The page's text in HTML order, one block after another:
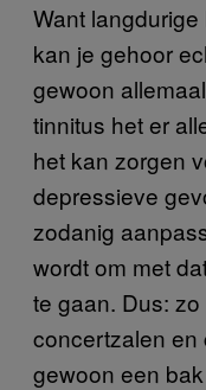
Want
kan je gehoor
gewoon
tinnitus het er
het kan zorgen
depressieve
zodanig
wordt om met
te gaan. Dus:
concertzalen en
gewoon een